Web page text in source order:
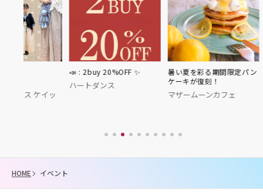
📣 : 2buy 20%OFF ✨
ハートダンス
暑い夏を彩る期間限定パン
ケーキが復刻！
マザームーンカフェ
新発売ケ
HOME イベント